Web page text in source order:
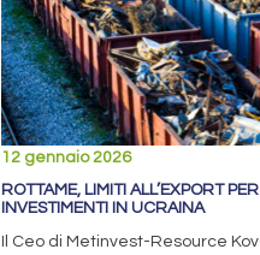
12 gennaio 2026
ROTTAME, LIMITI ALL’EXPORT
INVESTIMENTI IN UCRAINA
Il Ceo di Metinvest-Resource